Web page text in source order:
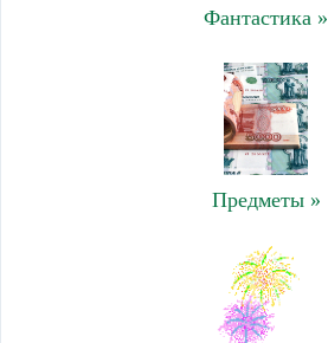
Фантастика »
Предметы »